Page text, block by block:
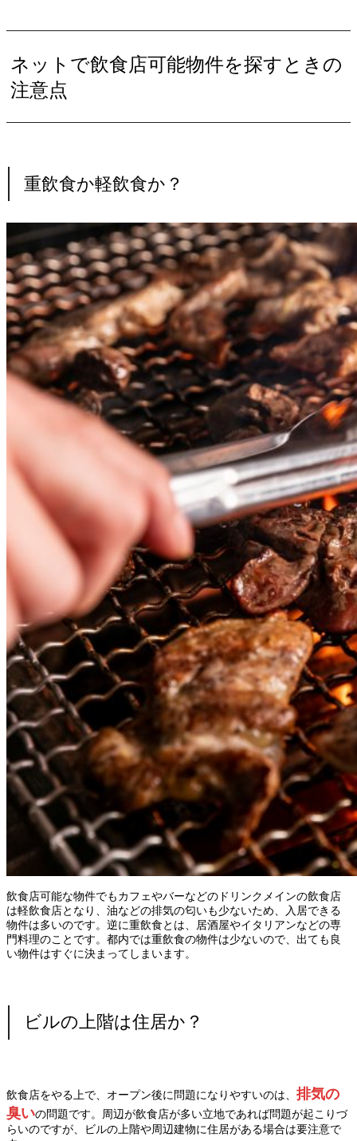
ネットで飲食店可能物件を探すときの
注意点
重飲食か軽飲食か？
飲食店可能な物件でもカフェやバーなどのドリンクメインの飲食店
は軽飲食店となり、油などの排気の匂いも少ないため、入居できる
物件は多いのです。逆に重飲食とは、居酒屋やイタリアンなどの専
門料理のことです。都内では重飲食の物件は少ないので、出ても良
い物件はすぐに決まってしまいます。
ビルの上階は住居か？
飲食店をやる上で、オープン後に問題になりやすいのは、 排気の
臭いの問題です。周辺が飲食店が多い立地であれば問題が起こりづ
らいのですが、ビルの上階や周辺建物に住居がある場合は要注意で